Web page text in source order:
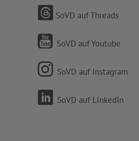
SoVD auf Threads
SoVD auf Youtube
SoVD auf Instagram
SoVD auf LinkedIn